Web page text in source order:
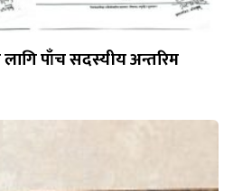
लागि पाँच सदस्यीय अन्तरिम